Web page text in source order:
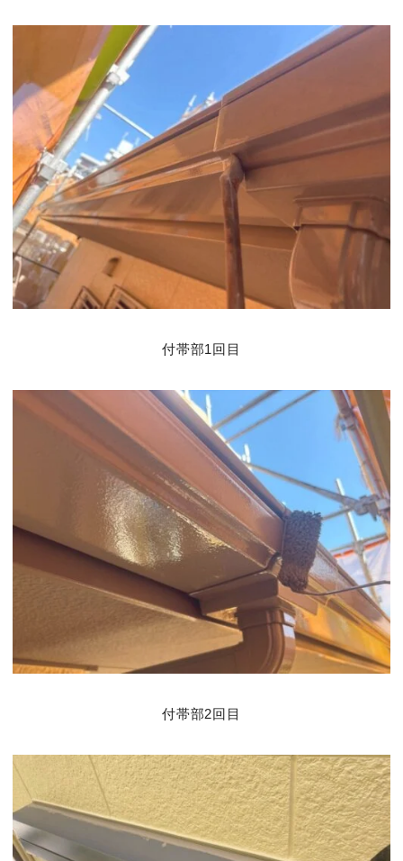
付帯部1回目
付帯部2回目